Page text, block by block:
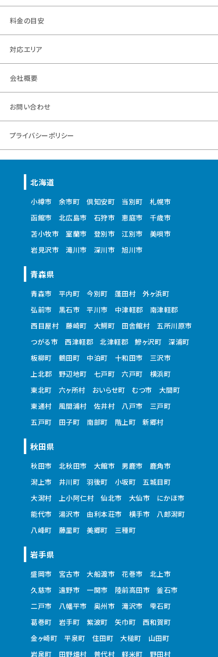
料金の目安
対応エリア
会社概要
お問い合わせ
プライバシーポリシー
北海道
小樽市 余市町 倶知安町 当別町
札幌市
函館市
北広島市 石狩市 恵庭市
千歳市
苫小牧市
室蘭市 登別市 江別市
美唄市
岩見沢市
滝川市 深川市 旭川市
青森県
青森市 平内町 今別町 蓬田村
外ヶ浜町
弘前市
黒石市 平川市 中津軽郡
南津軽郡
西目屋村
藤崎町 大鰐町 田舎館村
五所川原市
つがる市
西津軽郡 北津軽郡 鰺ヶ沢町
深浦町
板柳町
鶴田町 中泊町 十和田市
三沢市
上北郡
野辺地町 七戸町 六戸町
横浜町
東北町
六ヶ所村 おいらせ町 むつ市
大間町
東通村
風間浦村 佐井村 八戸市
三戸町
五戸町
田子町 南部町 階上町 新郷村
秋田県
秋田市 北秋田市 大館市 男鹿市
鹿角市
潟上市
井川町 羽後町 小坂町
五城目町
大潟村
上小阿仁村 仙北市 大仙市
にかほ市
能代市
湯沢市 由利本荘市 横手市
八郎潟町
八峰町
藤里町 美郷町 三種町
岩手県
盛岡市 宮古市 大船渡市 花巻市
北上市
久慈市
遠野市 一関市 陸前高田市
釜石市
二戸市
八幡平市 奥州市 滝沢市
雫石町
葛巻町
岩手町 紫波町 矢巾町
西和賀町
金ヶ崎町
平泉町 住田町 大槌町
山田町
岩泉町
田野畑村 普代村 軽米町
野田村